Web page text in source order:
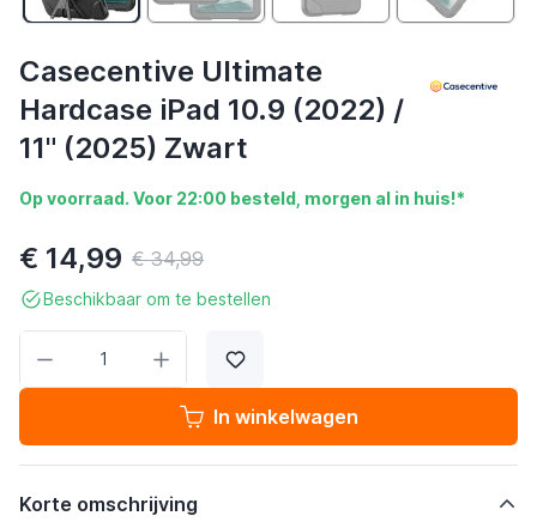
Casecentive Ultimate
Hardcase iPad 10.9 (2022) /
11" (2025) Zwart
Op voorraad. Voor 22:00 besteld, morgen al in huis!*
€ 14,99 € 34,99
Beschikbaar om te bestellen
In winkelwagen
Korte omschrijving